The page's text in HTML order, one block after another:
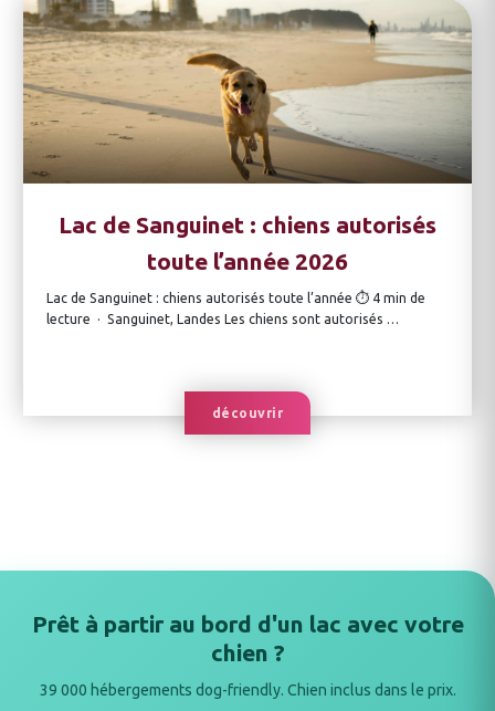
Lac de Sanguinet : chiens autorisés
toute l’année 2026
Lac de Sanguinet : chiens autorisés toute l’année ⏱ 4 min de
lecture · Sanguinet, Landes Les chiens sont autorisés …
découvrir
Prêt à partir au bord d'un lac avec votre
chien ?
39 000 hébergements dog-friendly. Chien inclus dans le prix.